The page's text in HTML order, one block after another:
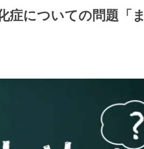
症についての問題「